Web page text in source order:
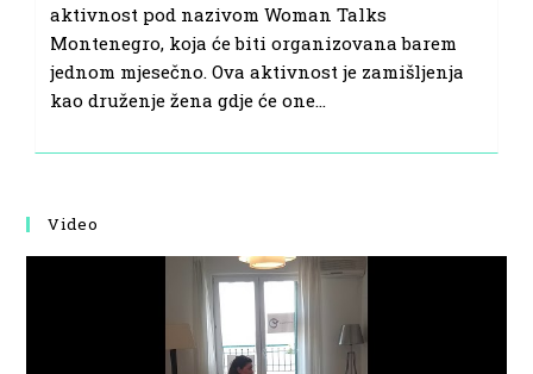
aktivnost pod nazivom Woman Talks
Montenegro, koja će biti organizovana barem
jednom mjesečno. Ova aktivnost je zamišljenja
kao druženje žena gdje će one…
Video